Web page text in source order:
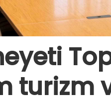
turizm